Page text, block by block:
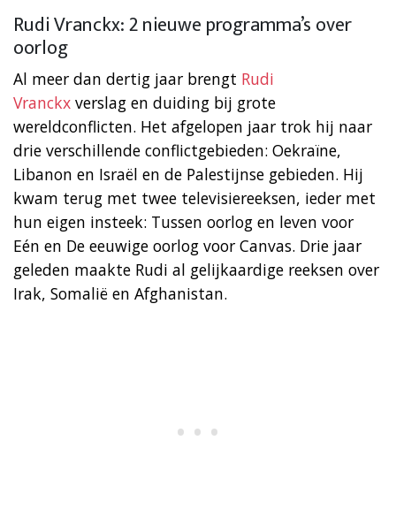
Rudi Vranckx: 2 nieuwe programma’s over
oorlog
Al meer dan dertig jaar brengt Rudi
Vranckx verslag en duiding bij grote
wereldconflicten. Het afgelopen jaar trok hij naar
drie verschillende conflictgebieden: Oekraïne,
Libanon en Israël en de Palestijnse gebieden. Hij
kwam terug met twee televisiereeksen, ieder met
hun eigen insteek: Tussen oorlog en leven voor
Eén en De eeuwige oorlog voor Canvas. Drie jaar
geleden maakte Rudi al gelijkaardige reeksen over
Irak, Somalië en Afghanistan.